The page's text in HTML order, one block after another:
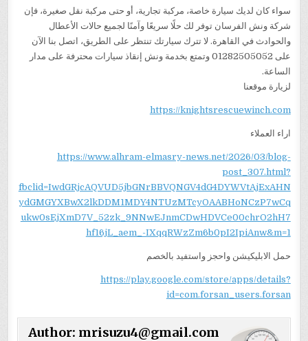
سواء كان لديك سيارة خاصة، مركبة تجارية، أو حتى مركبة نقل صغيرة، فإن
شركة ونش الفرسان توفر لك حلًا سريعًا وآمنًا لجميع حالات الأعطال
والحوادث في القاهرة. لا تترك سيارتك تنتظر على الطريق، اتصل بنا الآن
على 01282505052 وتمتع بخدمة ونش إنقاذ سيارات محترفة على مدار
الساعة.
لزيارة موقعنا
https://knightsrescuewinch.com
اراء العملاء
https://www.alhram-elmasry-news.net/2026/03/blog-
post_307.html?
fbclid=IwdGRjcAQVUD5jbGNrBBVQNGV4dG4DYWVtAjExAHN
ydGMGYXBwX2lkDDM1MDY4NTUzMTcyOAABHoNCzP7wCq
ukw0sEjXmD7V_52zk_9NNwEJnmCDwHDVCe00chrO2hH7
hf16jL_aem_-IXqqRWzZm6b0pI2IpiAnw&m=1
حمل الابليكيشن واحجز واستفيد بالخصم
https://play.google.com/store/apps/details?
id=com.forsan_users.forsan
Author: mrisuzu4@gmail.com